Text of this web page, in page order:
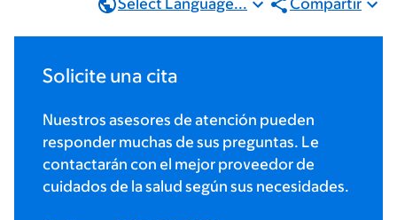
Select Language... Compartir
Solicite una cita
Nuestros asesores de atención pueden
responder muchas de sus preguntas. Le
contactarán con el mejor proveedor de
cuidados de la salud según sus necesidades.